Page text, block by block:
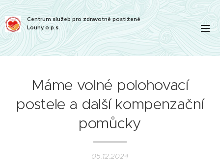
Centrum služeb pro zdravotně postižené
Louny o.p.s.
Máme volné polohovací
postele a další kompenzační
pomůcky
05.12.2024